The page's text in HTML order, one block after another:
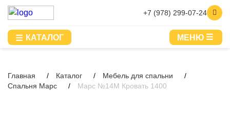
+7 (978) 299-07-24
КАТАЛОГ МЕНЮ
Главная Каталог
Мебель для спальни
Спальня Марс
Марс №14М Кровать 1400